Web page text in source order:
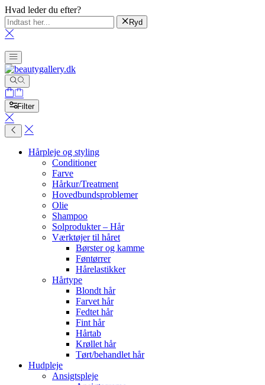
Hvad leder du efter?
Ryd
Filter
Hårpleje og styling
Conditioner
Farve
Hårkur/Treatment
Hovedbundsproblemer
Olie
Shampoo
Solprodukter – Hår
Værktøjer til håret
Børster og kamme
Føntørrer
Hårelastikker
Hårtype
Blondt hår
Farvet hår
Fedtet hår
Fint hår
Hårtab
Krøllet hår
Tørt/behandlet hår
Hudpleje
Ansigtspleje